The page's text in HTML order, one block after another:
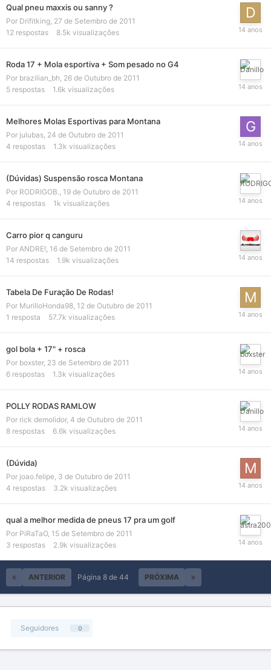
Qual pneu maxxis ou sanny ?
Por Drifitking, 27 de Setembro de 2011
12 respostas 8.5k visualizações
Roda 17 + Mola esportiva + Som pesado no G4
Por brazilian_bh, 26 de Outubro de 2011
5 respostas 1.6k visualizações
Melhores Molas Esportivas para Montana
Por julubas, 24 de Outubro de 2011
4 respostas 1.3k visualizações
(Dúvidas) Suspensão rosca Montana
Por RODRIGOB., 19 de Outubro de 2011
4 respostas 1k visualizações
Carro pior q canguru
Por ANDRE!, 16 de Setembro de 2011
14 respostas 1.9k visualizações
Tabela De Furação De Rodas!
Por MurilloHonda98, 12 de Outubro de 2011
1 resposta 57.7k visualizações
gol bola + 17" + rosca
Por boxster, 23 de Setembro de 2011
6 respostas 1.3k visualizações
POLLY RODAS RAMLOW
Por rick demolidor, 4 de Outubro de 2011
8 respostas 6.6k visualizações
(Dúvida)
Por joao.felipe, 3 de Outubro de 2011
4 respostas 3.2k visualizações
qual a melhor medida de pneus 17 pra um golf
Por PiRaTaO, 15 de Setembro de 2011
3 respostas 2.9k visualizações
ANTERIOR PRÓXIMA
Página 8 de 44
Seguidores 0